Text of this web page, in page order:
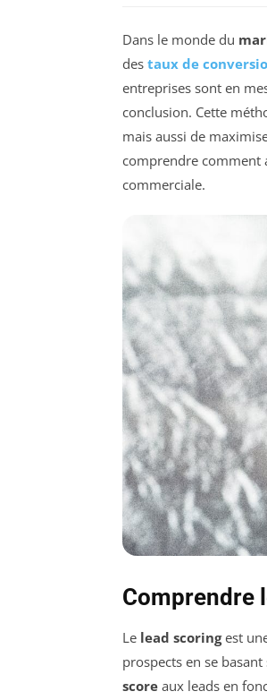
Dans le monde du
des taux de
entreprises sont en
conclusion. Cette
mais aussi de
comprendre comment
commerciale.
Comprendre
Le lead scoringest
prospects en se
score aux leads en